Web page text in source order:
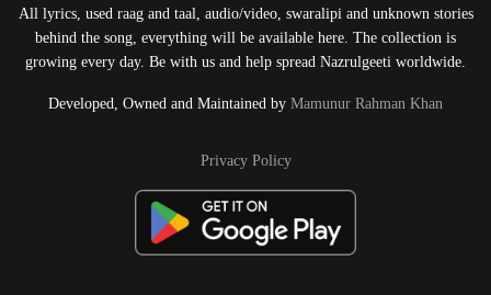
All lyrics, used raag and taal, audio/video, swaralipi and unknown stories
behind the song, everything will be available here. The collection is
growing every day. Be with us and help spread Nazrulgeeti worldwide.
Developed, Owned and Maintained by Mamunur Rahman Khan
Privacy Policy